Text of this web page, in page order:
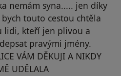
nemám syna..... jen díky
touto cestou chtěla
lidi, kteří jen plivou a
pravými jmény.
VÁM DĚKUJI A NIKDY
UDĚLALA